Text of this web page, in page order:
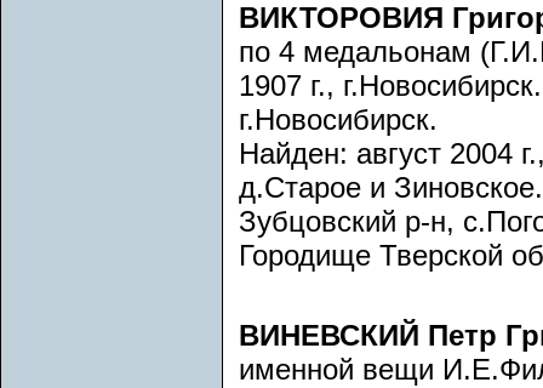
ВИКТОРОВИЯ
по 4 медальонам
1907 г.,
г.Новосибирск.
Найден: август 2004
д.Старое и
Зубцовский р-н,
Городище Тверской
ВИНЕВСКИЙ Петр
именной вещи